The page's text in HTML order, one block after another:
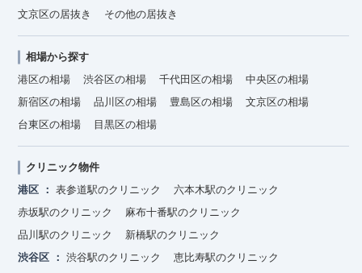
文京区の居抜き
その他の居抜き
相場から探す
港区の相場
渋谷区の相場 千代田区の相場
中央区の相場
新宿区の相場
品川区の相場 豊島区の相場
文京区の相場
台東区の相場
目黒区の相場
クリニック物件
港区
表参道駅のクリニック
六本木駅のクリニック
赤坂駅のクリニック
麻布十番駅のクリニック
品川駅のクリニック
新橋駅のクリニック
渋谷区
渋谷駅のクリニック
恵比寿駅のクリニック